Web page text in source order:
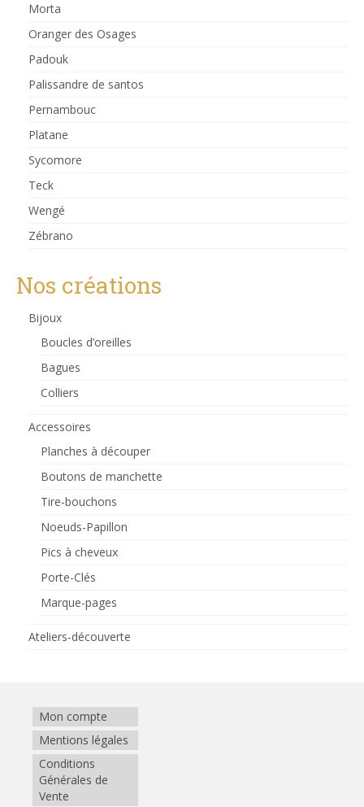
Morta
Oranger des Osages
Padouk
Palissandre de santos
Pernambouc
Platane
Sycomore
Teck
Wengé
Zébrano
Nos créations
Bijoux
Boucles d’oreilles
Bagues
Colliers
Accessoires
Planches à découper
Boutons de manchette
Tire-bouchons
Noeuds-Papillon
Pics à cheveux
Porte-Clés
Marque-pages
Ateliers-découverte
Mon compte
Mentions légales
Conditions
Générales de
Vente